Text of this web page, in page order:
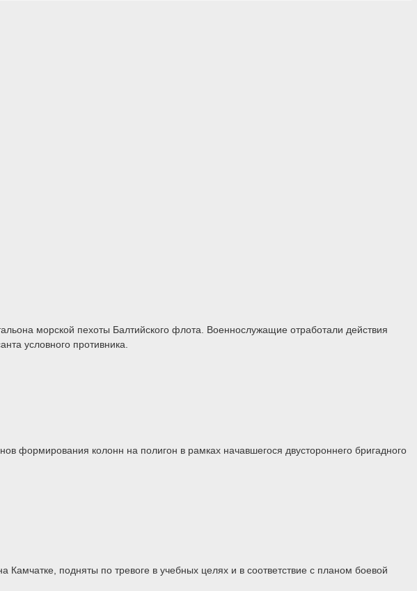
морской пехоты Балтийского флота. Военнослужащие отработали действия
условного противника.
формирования колонн на полигон в рамках начавшегося двустороннего бригадного
подняты по тревоге в учебных целях и в соответствие с планом боевой